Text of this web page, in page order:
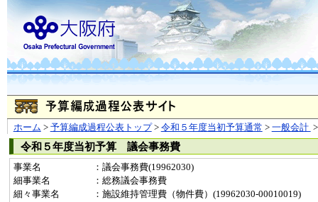
ホーム > 予算編成過程公表トップ> 令和５年度当初予算通常 > 一般会計
令和５年度当初予算 議会事務費
事業名
：議会事務費(19962030)
細事業名
：総務議会事務費
細々事業名
：施設維持管理費（物件費）(19962030-00010019)